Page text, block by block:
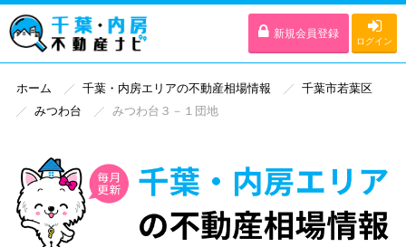
新規会員登録
ログイン
ホーム 千葉・内房エリアの不動産相場情報
千葉市若葉区
みつわ台
みつわ台３－１団地